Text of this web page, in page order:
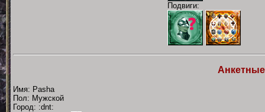
Подвиги:
Имя: Pasha
Пол: Мужской
Город: :dnt: